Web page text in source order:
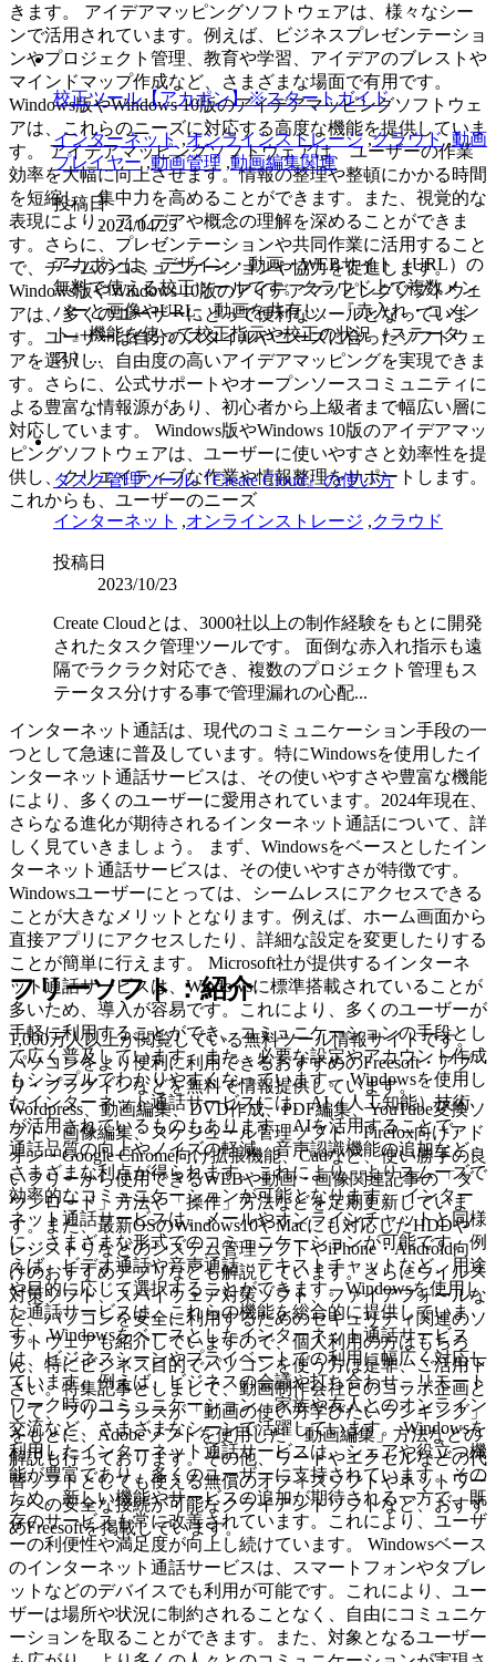
きます。 アイデアマッピングソフトウェアは、様々なシー
ンで活用されています。例えば、ビジネスプレゼンテーショ
ンやプロジェクト管理、教育や学習、アイデアのブレストや
マインドマップ作成など、さまざまな場面で有用です。
Windows版やWindows 10版のアイデアマッピングソフトウェ
アは、これらのニーズに対応する高度な機能を提供していま
す。 アイデアマッピングソフトウェアは、ユーザーの作業
効率を大幅に向上させます。情報の整理や整頓にかかる時間
を短縮し、集中力を高めることができます。また、視覚的な
表現により、アイデアや概念の理解を深めることができま
す。さらに、プレゼンテーションや共同作業に活用すること
で、チームのコミュニケーションや協力を促進します。
Windows版やWindows 10版のアイデアマッピングソフトウェ
アは、多くのユーザーにとって便利なツールとなっていま
す。ユーザーは自分のスタイルやニーズに合ったソフトウェ
アを選択し、自由度の高いアイデアマッピングを実現できま
す。さらに、公式サポートやオープンソースコミュニティに
よる豊富な情報源があり、初心者から上級者まで幅広い層に
対応しています。 Windows版やWindows 10版のアイデアマッ
ピングソフトウェアは、ユーザーに使いやすさと効率性を提
供し、クリエイティブな作業や情報整理をサポートします。
これからも、ユーザーのニーズ
インターネット通話は、現代のコミュニケーション手段の一
つとして急速に普及しています。特にWindowsを使用したイ
ンターネット通話サービスは、その使いやすさや豊富な機能
により、多くのユーザーに愛用されています。2024年現在、
さらなる進化が期待されるインターネット通話について、詳
しく見ていきましょう。 まず、Windowsをベースとしたイン
ターネット通話サービスは、その使いやすさが特徴です。
Windowsユーザーにとっては、シームレスにアクセスできる
ことが大きなメリットとなります。例えば、ホーム画面から
直接アプリにアクセスしたり、詳細な設定を変更したりする
ことが簡単に行えます。 Microsoft社が提供するインターネ
ット通話サービスは、Windowsに標準搭載されていることが
多いため、導入が容易です。これにより、多くのユーザーが
手軽に利用することができ、コミュニケーションの手段とし
て広く普及しています。また、必要な設定やアカウント作成
もシンプルでわかりやすくなっています。 Windowsを使用し
たインターネット通話サービスには、AI（人工知能）技術
が活用されているものもあります。AIを活用することで、
通話品質の向上やノイズの軽減、音声認識機能の追加など、
さまざまな利点が得られます。これにより、よりスムーズで
効率的なコミュニケーションが可能となります。 インター
ネット通話サービスは、メールやオンラインチャットと同様
に、さまざまな形式でのコミュニケーションが可能です。例
えば、ビデオ通話や音声通話、テキストチャットなど、用途
や目的に応じて選択することができます。Windowsを使用し
た通話サービスは、これらの機能を総合的に提供していま
す。 Windowsをベースとしたインターネット通話サービス
は、ビジネスシーンやプライベートでの利用に幅広く対応し
ています。例えば、ビジネスの会議や打ち合わせ、リモート
ワーク時のコミュニケーション、家族や友人とのオンライン
交流など、さまざまなシーンで活躍しています。 Windowsを
利用したインターネット通話サービスは、シェアや役立つ機
能が豊富であり、多くのユーザーに支持されています。その
ため、新しい機能やサービスの追加が期待される一方で、既
存のサービスも常に改善されています。これにより、ユーザ
ーの利便性や満足度が向上し続けています。 Windowsベース
のインターネット通話サービスは、スマートフォンやタブレ
ットなどのデバイスでも利用が可能です。これにより、ユー
ザーは場所や状況に制約されることなく、自由にコミュニケ
ーションを取ることができます。また、対象となるユーザー
校正ツール【アカポン】※スタートガイド
インターネット ,オンラインストレージ ,クラウド,動画
プレイヤー,動画管理 ,動画編集関連
投稿日
2024/04/25
アカポンは、デザイン・動画・WEBサイト（URL）の
無料で使える校正ツールです。クラウド上で複数メン
バーと画像やURL、動画を共有し、『赤入れ・コメン
ト』機能を使って校正指示や校正の状況（ステータ
ス）...
タスク管理ツール『Create Cloud』の使い方
インターネット ,オンラインストレージ ,クラウド
投稿日
2023/10/23
Create Cloudとは、3000社以上の制作経験をもとに開発
されたタスク管理ツールです。 面倒な赤入れ指示も遠
隔でラクラク対応でき、複数のプロジェクト管理もス
テータス分けする事で管理漏れの心配...
フリーソフト：紹介
1,000万人以上が閲覧している無料ツール情報サイトです。
パソコンをより便利に利用できるおすすめのFreesoft・アプ
リ・プラグインなどを無料で情報提供しています。
Wordpress、動画編集、DVD作成、PDF編集、YouTube変換ソ
フト、画像編集、スケジュール管理ソフト、Firefox向けアド
オン・Google Chrome向け拡張機能、Cadなど、使い勝手の良
いフリーから使用できるWEBや動画・画像関連記事の「ダ
ウンロード」方法や「操作」方法などを定期更新していま
す。また、最新OSのWindows10やMacにも対応したHDDや
レジストリなどのシステム管理ソフトやiPhone・Android向
けのおすすめアプリなども解説しています。さらにウイルス
対策ソフト、スパイウェア対策ソフト、ファイアフォールな
ど、パソコンを安全に利用するためのセキュリティ関連のソ
フトウェアも紹介していますので、個人利用の方はもちろ
ん、特にビジネス目的でパソコンを使う方は是非、ご活用下
さい。特集記事としまして、動画制作会社とのコラボ企画と
して、フリーランスが「動画の使い方学びたいランキング」
をもとに、Adobeソフトを使用した「動画編集」方法などの
解説も行っております。その他、ワードやエクセルなどの代
替ソフトとしても使える無償のオフィスソフトやネットワー
クへの安全な接続が可能なクライアントソフトなど、おすす
めFreesoftを掲載しています。